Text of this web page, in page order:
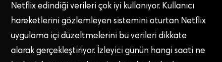
Netflix edindiği verileri çok iyi kullanıyor. Kullanıcı
hareketlerini gözlemleyen sistemini oturtan Netflix
uygulama içi düzeltmelerini bu verileri dikkate
alarak gerçekleştiriyor. İzleyici günün hangi saati ne